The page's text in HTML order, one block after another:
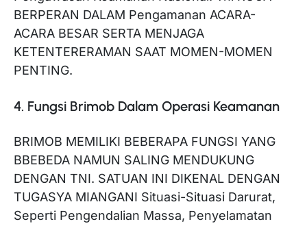
BERPERAN DALAM Pengamanan ACARA-
ACARA BESAR SERTA MENJAGA
KETENTERERAMAN SAAT MOMEN-MOMEN
PENTING.
4. Fungsi Brimob Dalam Operasi Keamanan
BRIMOB MEMILIKI BEBERAPA FUNGSI YANG
BBEBEDA NAMUN SALING MENDUKUNG
DENGAN TNI. SATUAN INI DIKENAL DENGAN
TUGASYA MIANGANI Situasi-Situasi Darurat,
Seperti Pengendalian Massa, Penyelamatan